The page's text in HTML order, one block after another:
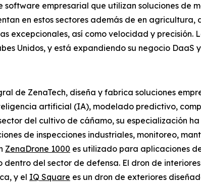
software empresarial que utilizan soluciones de
en estos sectores además de en
excepcionales, así como velocidad y
Unidos, y está expandiendo su negocio
de ZenaTech, diseña y fabrica soluciones
artificial (IA), modelado predictivo,
del cultivo de cáñamo, su especialización
de inspecciones industriales, monitoreo,
ZenaDrone 1000 es utilizado para aplicaciones
del sector de defensa. El dron de interiores
y el IQ Square es un dron de exteriores